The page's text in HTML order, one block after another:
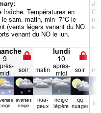
fraîche. Températures en
sam. matin, min -7°C le
(vents légers venant du NO
venant du NO le lun.
9
lundi
10
midi
soir matin après-
midi
soir
averses
neige
nua­
geux
neige
légère
qq
nuages